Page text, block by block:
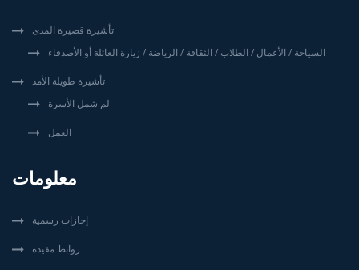
تأشيرة قصيرة المدى
السياحة / الأعمال / الطلاب / الثقافة / الرياضة / زيارة العائلة أو الأصدقاء
تأشيرة طويلة الأمد
لم شمل الأسرة
العمل
معلومات
إجازات رسمية
روابط مفيدة